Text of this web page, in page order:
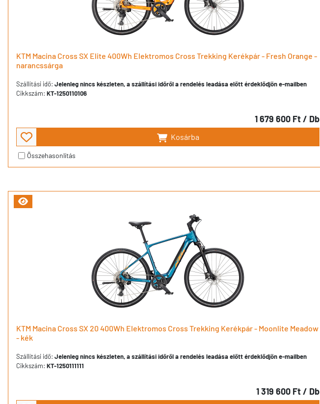
KTM Macina Cross SX Elite 400Wh Elektromos Cross Trekking Kerékpár - Fresh Orange -
narancssárga
Szállítási idő: Jelenleg nincs készleten, a szállítási időről a rendelés leadása előtt érdeklődjön e-mailben
Cikkszám: KT-1250110106
1 679 600 Ft/ Db
Kosárba
Összehasonlítás
KTM Macina Cross SX 20 400Wh Elektromos Cross Trekking Kerékpár - Moonlite Meadow
- kék
Szállítási idő: Jelenleg nincs készleten, a szállítási időről a rendelés leadása előtt érdeklődjön e-mailben
Cikkszám: KT-1250111111
1 319 600 Ft/ Db